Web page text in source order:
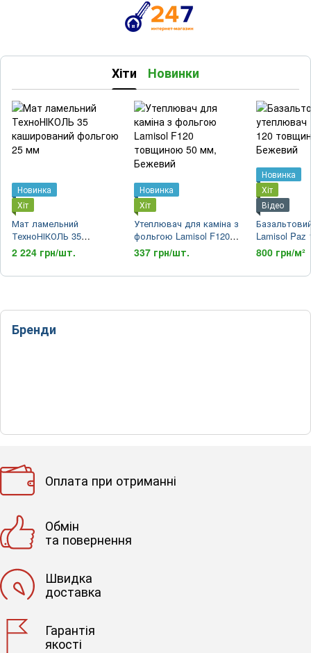
Хіти Новинки
Новинка
Хіт
Мат ламельний
ТехноНІКОЛЬ 35
каширований фольгою
25 мм
2 224 грн/шт.
Новинка
Хіт
Утеплювач для каміна з
фольгою Lamisol F120
товщиною 50 мм
337 грн/шт.
Новинка
Хіт
Відео
Lamisol Paz
товщиною
800 грн/м²
Бренди
Оплата при отриманні
Обмін
та повернення
Швидка
доставка
Гарантія
якості